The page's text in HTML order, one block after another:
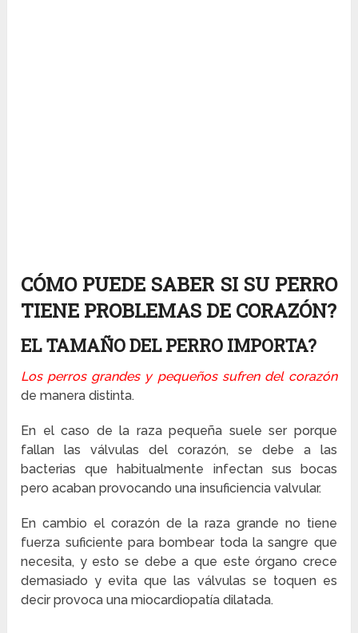
CÓMO PUEDE SABER SI SU PERRO
TIENE PROBLEMAS DE CORAZÓN?
EL TAMAÑO DEL PERRO IMPORTA?
Los perros grandes y pequeños sufren del corazón
de manera distinta.
En el caso de la raza pequeña suele ser porque
fallan las válvulas del corazón, se debe a las
bacterias que habitualmente infectan sus bocas
pero acaban provocando una insuficiencia valvular.
En cambio el corazón de la raza grande no tiene
fuerza suficiente para bombear toda la sangre que
necesita, y esto se debe a que este órgano crece
demasiado y evita que las válvulas se toquen es
decir provoca una miocardiopatía dilatada.